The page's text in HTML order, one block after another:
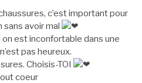
c’est important pour
sans avoir mal
on est inconfortable dans une
pas heureux.
Choisis-TOI
coeur